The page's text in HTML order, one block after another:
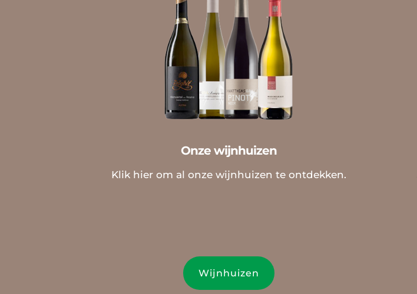
Onze wijnhuizen
Klik hier om al onze wijnhuizen te ontdekken.
Wijnhuizen